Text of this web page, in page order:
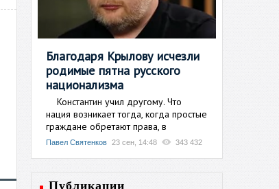
Благодаря Крылову исчезли
родимые пятна русского
национализма
Константин учил другому. Что
нация возникает тогда, когда простые
граждане обретают права, в
Павел Святенков 23 сен, 14:48 343 432
Публикации